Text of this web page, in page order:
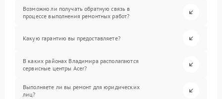
Возможно ли получать обратную связь в
процессе выполнения ремонтных работ?
Какую гарантию вы предоставляете?
В каких районах Владимира располагаются
сервисные центры Acer?
Выполняете ли вы ремонт для юридических
лиц?